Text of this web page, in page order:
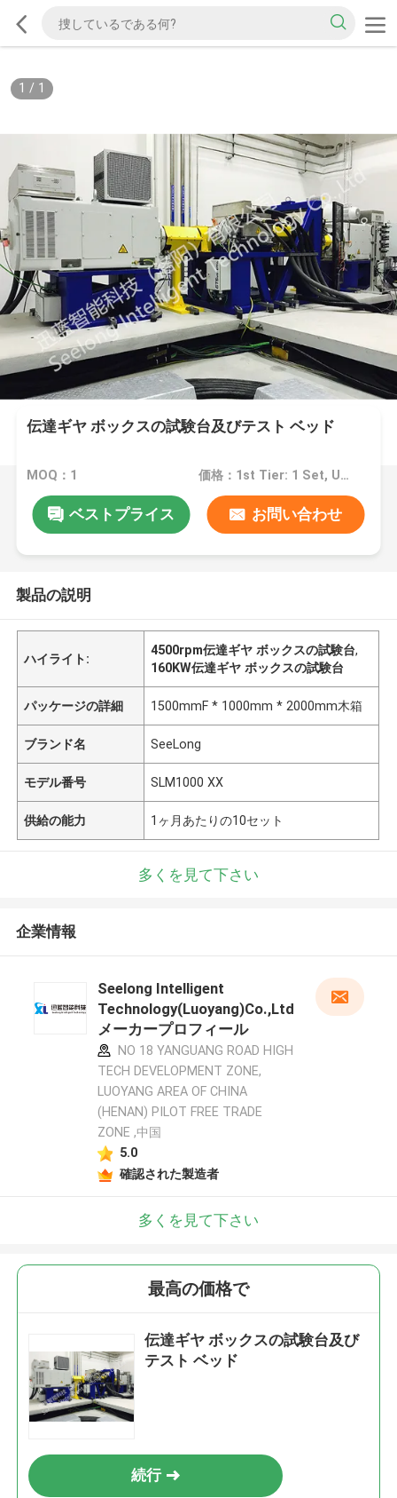
1 / 1
伝達ギヤ ボックスの試験台及びテスト ベッド
MOQ：1 価格：1st Tier: 1 Set, Unit Price USD 3.00 2nd Tier: 2-5 Sets, Unit Price USD 2.00 3rd Tier: Over 5 Sets, Unit Price USD 1.00
ベストプライス お問い合わせ
製品の説明
ハイライト:
4500rpm伝達ギヤ ボックスの試験台,
160KW伝達ギヤ ボックスの試験台
パッケージの詳細 1500mmF * 1000mm * 2000mm木箱
ブランド名 SeeLong
モデル番号 SLM1000 XX
供給の能力 1ヶ月あたりの10セット
多くを見て下さい
企業情報
Seelong Intelligent
Technology(Luoyang)Co.,Ltd
メーカープロフィール
NO 18 YANGUANG ROAD HIGH
TECH DEVELOPMENT ZONE,
LUOYANG AREA OF CHINA
(HENAN) PILOT FREE TRADE
ZONE ,中国
5.0
確認された製造者
多くを見て下さい
最高の価格で
伝達ギヤ ボックスの試験台及び
テスト ベッド
続行